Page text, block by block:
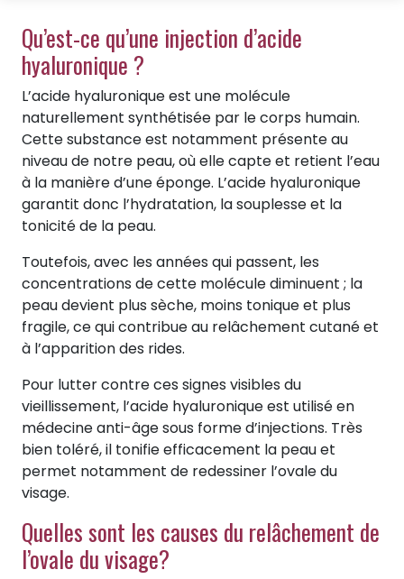
Qu’est-ce qu’une injection d’acide
hyaluronique ?
L’acide hyaluronique est une molécule
naturellement synthétisée par le corps humain.
Cette substance est notamment présente au
niveau de notre peau, où elle capte et retient l’eau
à la manière d’une éponge. L’acide hyaluronique
garantit donc l’hydratation, la souplesse et la
tonicité de la peau.
Toutefois, avec les années qui passent, les
concentrations de cette molécule diminuent ; la
peau devient plus sèche, moins tonique et plus
fragile, ce qui contribue au relâchement cutané et
à l’apparition des rides.
Pour lutter contre ces signes visibles du
vieillissement, l’acide hyaluronique est utilisé en
médecine anti-âge sous forme d’injections. Très
bien toléré, il tonifie efficacement la peau et
permet notamment de redessiner l’ovale du
visage.
Quelles sont les causes du relâchement de
l’ovale du visage?